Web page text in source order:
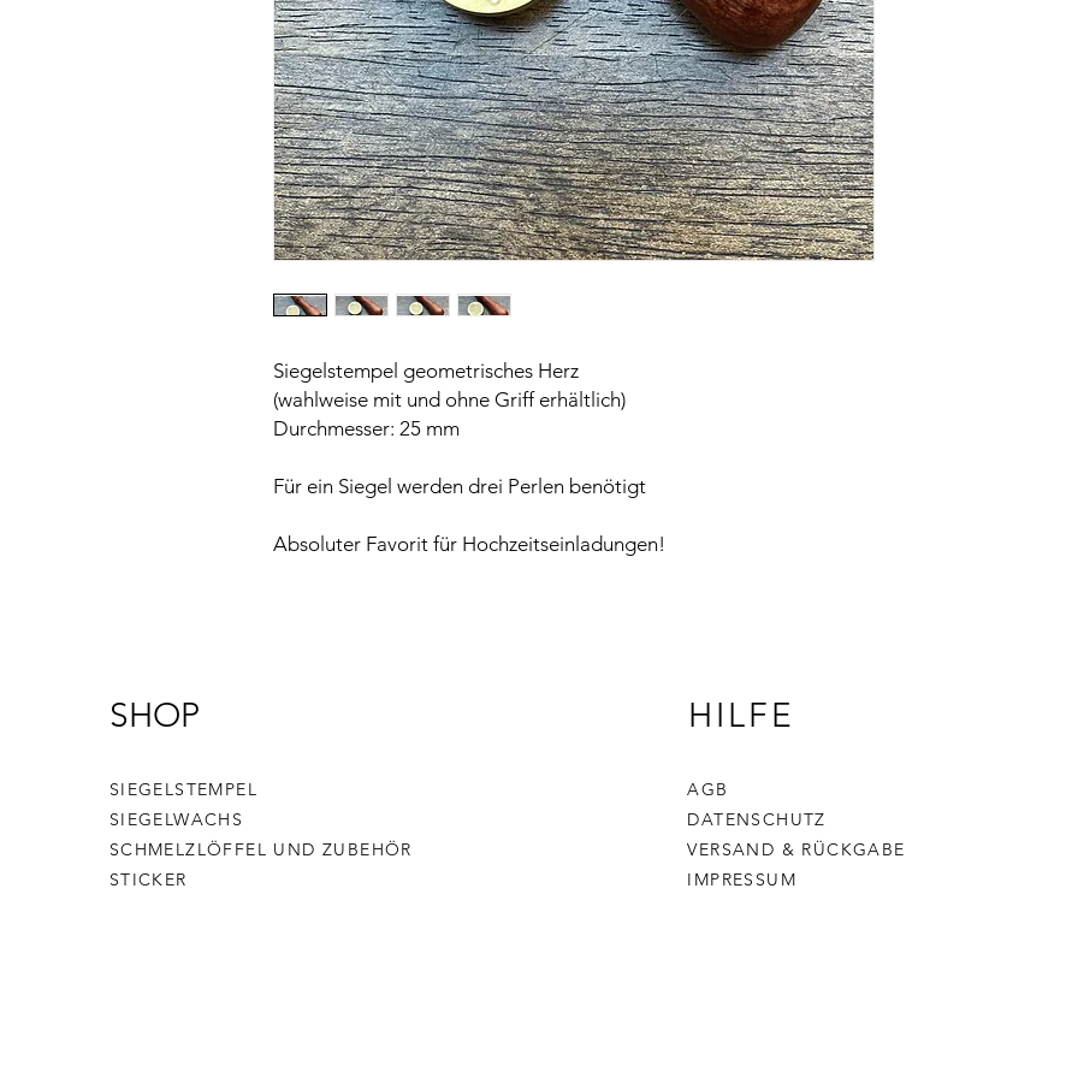
Siegelstempel geometrisches Herz
(wahlweise mit und ohne Griff erhältlich)
Durchmesser: 25 mm
Für ein Siegel werden drei Perlen benötigt
Absoluter Favorit für Hochzeitseinladungen!
SHOP
SIEGELSTEMPEL
SIEGELWACHS
SCHMELZLÖFFEL UND ZUBEHÖR
STICKER
HILFE
AGB
DATENSCHUTZ
VERSAND & RÜCKGABE
IMPRESSUM